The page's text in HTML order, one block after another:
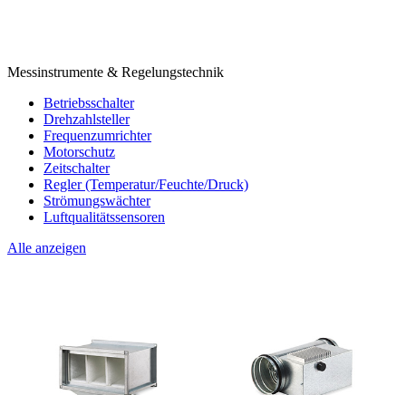
Messinstrumente & Regelungstechnik
Betriebsschalter
Drehzahlsteller
Frequenzumrichter
Motorschutz
Zeitschalter
Regler (Temperatur/Feuchte/Druck)
Strömungswächter
Luftqualitätssensoren
Alle anzeigen